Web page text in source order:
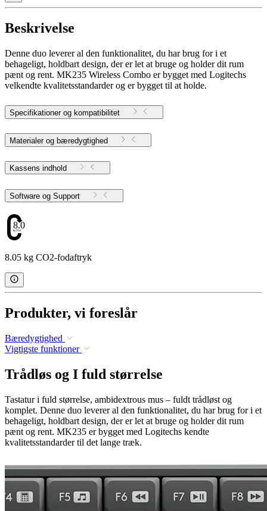
Beskrivelse
Denne duo leverer al den funktionalitet, du har brug for i et
behageligt, holdbart design, der er let at bruge og holder dit rum
pænt og rent. MK235 Wireless Combo er bygget med Logitechs
velkendte kvalitetsstandarder og er bygget til at holde.
Specifikationer og kompatibilitet
Materialer og bæredygtighed
Kassens indhold
Software og Support
8.05
8.05 kg CO2-fodaftryk
Produkter, vi foreslår
Bæredygtighed
Vigtigste funktioner
Trådløs og I fuld størrelse
Tastatur i fuld størrelse, ambidextrous mus – fuldt trådløst og
komplet. Denne duo leverer al den funktionalitet, du har brug for i et
behageligt, holdbart design, der er let at bruge og holder dit rum
pænt og rent. MK235 er bygget med Logitechs kendte
kvalitetsstandarder til det lange træk.